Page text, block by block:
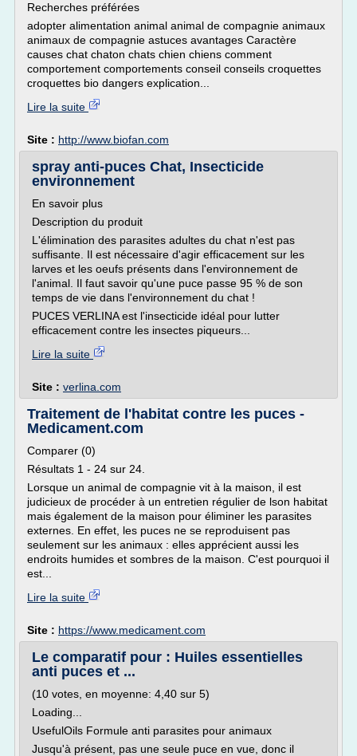
Recherches préférées
adopter alimentation animal animal de compagnie animaux
animaux de compagnie astuces avantages Caractère
causes chat chaton chats chien chiens comment
comportement comportements conseil conseils croquettes
croquettes bio dangers explication...
Lire la suite
Site : http://www.biofan.com
spray anti-puces Chat, Insecticide
environnement
En savoir plus
Description du produit
L'élimination des parasites adultes du chat n'est pas
suffisante. Il est nécessaire d'agir efficacement sur les
larves et les oeufs présents dans l'environnement de
l'animal. Il faut savoir qu'une puce passe 95 % de son
temps de vie dans l'environnement du chat !
PUCES VERLINA est l'insecticide idéal pour lutter
efficacement contre les insectes piqueurs...
Lire la suite
Site : verlina.com
Traitement de l'habitat contre les puces -
Medicament.com
Comparer (0)
Résultats 1 - 24 sur 24.
Lorsque un animal de compagnie vit à la maison, il est
judicieux de procéder à un entretien régulier de lson habitat
mais également de la maison pour éliminer les parasites
externes. En effet, les puces ne se reproduisent pas
seulement sur les animaux : elles apprécient aussi les
endroits humides et sombres de la maison. C'est pourquoi il
est...
Lire la suite
Site : https://www.medicament.com
Le comparatif pour : Huiles essentielles
anti puces et ...
(10 votes, en moyenne: 4,40 sur 5)
Loading...
UsefulOils Formule anti parasites pour animaux
Jusqu'à présent, pas une seule puce en vue, donc il